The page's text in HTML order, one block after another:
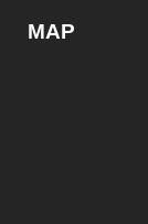
MAP